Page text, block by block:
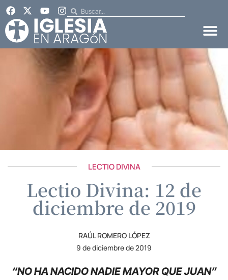
LECTIO DIVINA
Lectio Divina: 12 de
diciembre de 2019
RAÚL ROMERO LÓPEZ
9 de diciembre de 2019
“NO HA NACIDO NADIE MAYOR QUE JUAN”